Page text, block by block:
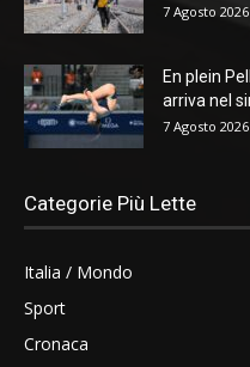
7 Agosto 2026
En plein
arriva nel
7 Agosto 2026
Categorie Più Lette
Italia / Mondo
Sport
Cronaca